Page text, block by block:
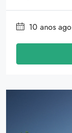
10 anos ago